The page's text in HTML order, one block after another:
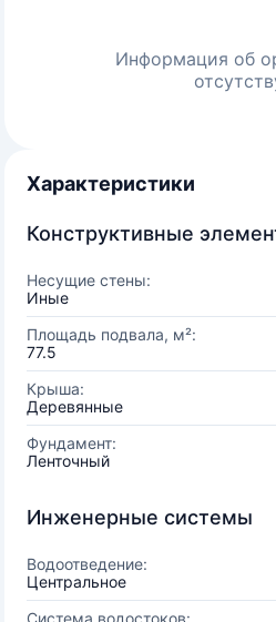
Информация об
Характеристики
Конструктивные
Несущие стены:
Иные
Площадь подвала, м²:
77.5
Крыша:
Деревянные
Фундамент:
Ленточный
Инженерные системы
Водоотведение:
Центральное
Система водостоков: